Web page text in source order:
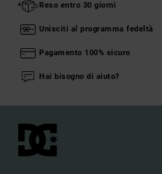
Reso entro 30 giorni
Unisciti al programma fedeltà
Pagamento 100% sicuro
Hai bisogno di aiuto?